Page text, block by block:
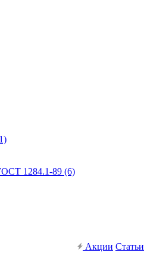
1284.1-89 (6)
Акции Статьи